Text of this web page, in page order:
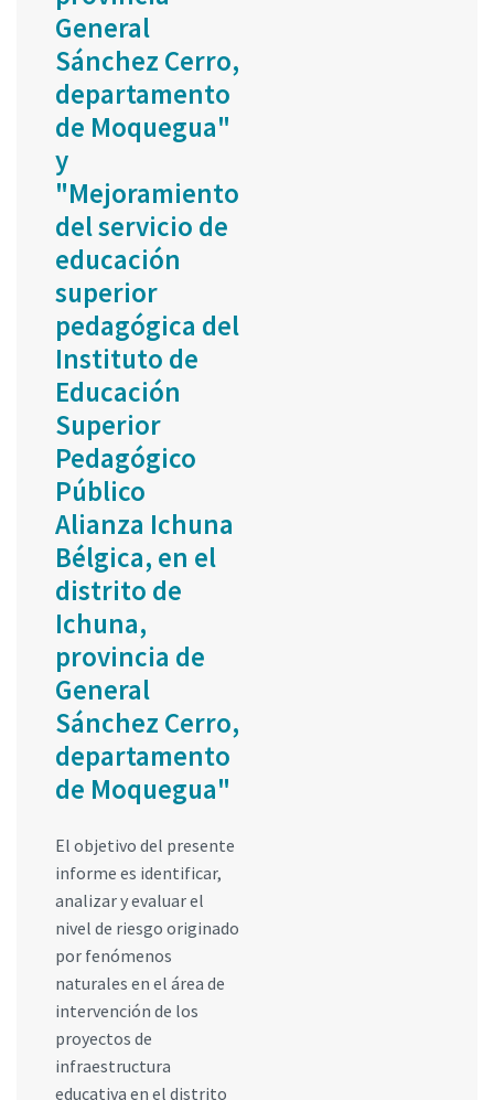
General
Sánchez Cerro,
departamento
de Moquegua"
y
"Mejoramiento
del servicio de
educación
superior
pedagógica del
Instituto de
Educación
Superior
Pedagógico
Público
Alianza Ichuna
Bélgica, en el
distrito de
Ichuna,
provincia de
General
Sánchez Cerro,
departamento
de Moquegua"
El objetivo del presente
informe es identificar,
analizar y evaluar el
nivel de riesgo originado
por fenómenos
naturales en el área de
intervención de los
proyectos de
infraestructura
educativa en el distrito